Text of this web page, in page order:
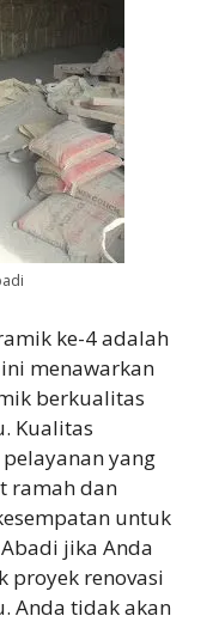
ke-4 adalah
menawarkan
berkualitas
Kualitas
yang
ramah dan
untuk
jika Anda
proyek renovasi
Anda tidak akan